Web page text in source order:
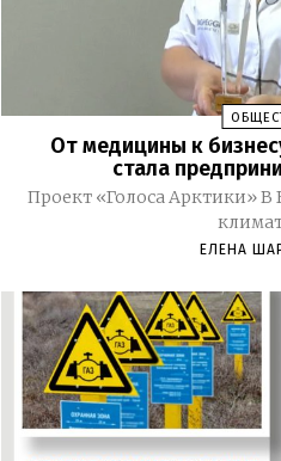
От медицины к
стала
Проект «Голоса Арктики» В Березово, в краю сурового
ЕЛЕНА